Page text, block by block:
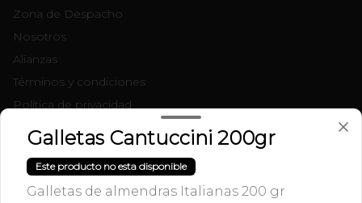
Zona de Despacho
Nosotros
Alianzas
Términos y condiciones
Política de privacidad
Redes sociales
Instagram
Facebook
Galletas Cantuccini 200gr
Este producto no esta disponible
Galletas de almendras Italianas 200 gr